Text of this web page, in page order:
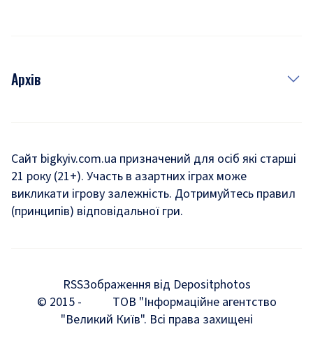
Архів
Комуналка
Хроніки війни
Мегаполіс
Київщина
Сайт bigkyiv.com.ua призначений для осіб які старші
21 року (21+). Участь в азартних іграх може
викликати ігрову залежність. Дотримуйтесь правил
(принципів) відповідальної гри.
RSSЗображення від Depositphotos
© 2015 -
ТОВ "Інформаційне агентство
"Великий Київ". Всі права захищені